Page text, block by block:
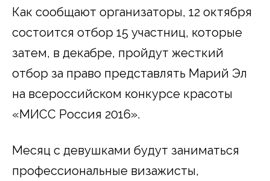
Как сообщают организаторы, 12 октября
состоится отбор 15 участниц, которые
затем, в декабре, пройдут жесткий
отбор за право представлять Марий Эл
на всероссийском конкурсе красоты
«МИСС Россия 2016».
Месяц с девушками будут заниматься
профессиональные визажисты,